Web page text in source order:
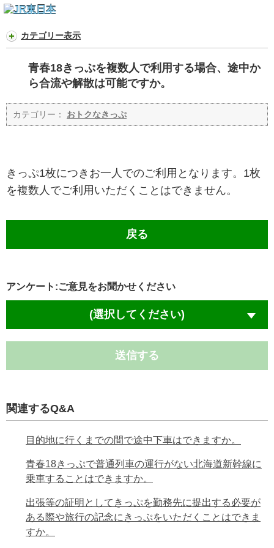
カテゴリー表示
青春18きっぷを複数人で利用する場合、途中か
ら合流や解散は可能ですか。
カテゴリー： おトクなきっぷ
きっぷ1枚につきお一人でのご利用となります。1枚
を複数人でご利用いただくことはできません。
戻る
アンケート:ご意見をお聞かせください
(選択してください)
送信する
関連するQ&A
目的地に行くまでの間で途中下車はできますか。
青春18きっぷで普通列車の運行がない北海道新幹線に
乗車することはできますか。
出張等の証明としてきっぷを勤務先に提出する必要が
ある際や旅行の記念にきっぷをいただくことはできま
すか。